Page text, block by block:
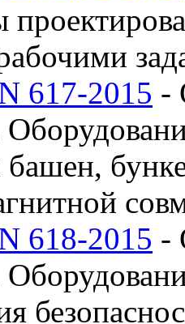
617-2015 -
618-2015 -